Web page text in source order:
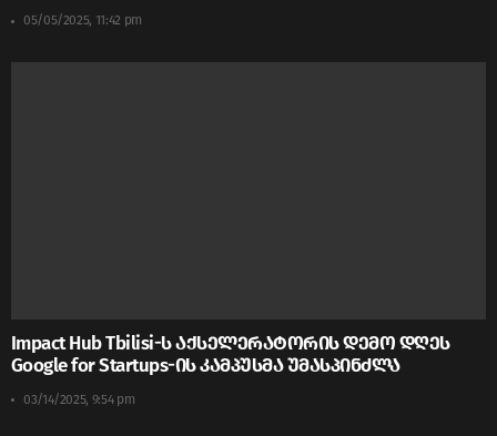
05/05/2025, 11:42 pm
Impact Hub Tbilisi-ს აქსელერატორის დემო დღეს
Google for Startups-ის კამპუსმა უმასპინძლა
03/14/2025, 9:54 pm